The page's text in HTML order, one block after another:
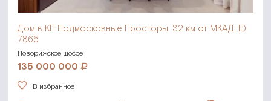
Дом в КП Подмосковные Просторы, 32 км от МКАД, ID
7866
Новорижское шоссе
135 000 000
В избранное